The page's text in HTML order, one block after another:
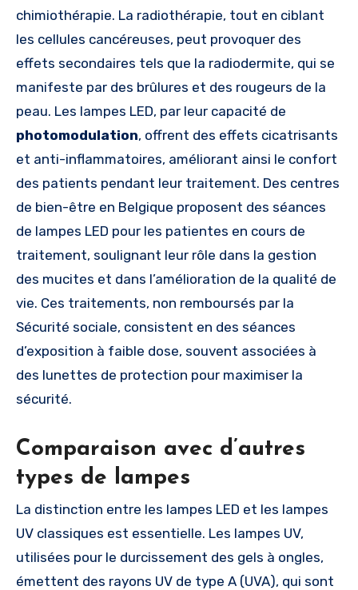
chimiothérapie. La radiothérapie, tout en ciblant
les cellules cancéreuses, peut provoquer des
effets secondaires tels que la radiodermite, qui se
manifeste par des brûlures et des rougeurs de la
peau. Les lampes LED, par leur capacité de
photomodulation, offrent des effets cicatrisants
et anti-inflammatoires, améliorant ainsi le confort
des patients pendant leur traitement. Des centres
de bien-être en Belgique proposent des séances
de lampes LED pour les patientes en cours de
traitement, soulignant leur rôle dans la gestion
des mucites et dans l’amélioration de la qualité de
vie. Ces traitements, non remboursés par la
Sécurité sociale, consistent en des séances
d’exposition à faible dose, souvent associées à
des lunettes de protection pour maximiser la
sécurité.
Comparaison avec d’autres
types de lampes
La distinction entre les lampes LED et les lampes
UV classiques est essentielle. Les lampes UV,
utilisées pour le durcissement des gels à ongles,
émettent des rayons UV de type A (UVA), qui sont